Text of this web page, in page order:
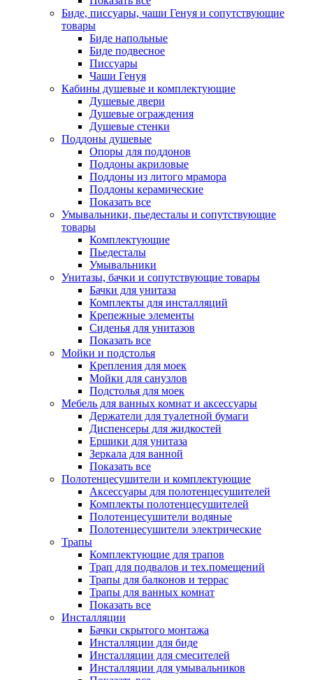
Биде, писсуары, чаши Генуя и сопутствующие
товары
Биде напольные
Биде подвесное
Писсуары
Чаши Генуя
Кабины душевые и комплектующие
Душевые двери
Душевые ограждения
Душевые стенки
Поддоны душевые
Опоры для поддонов
Поддоны акриловые
Поддоны из литого мрамора
Поддоны керамические
Показать все
Умывальники, пьедесталы и сопутствующие
товары
Комплектующие
Пьедесталы
Умывальники
Унитазы, бачки и сопутствующие товары
Бачки для унитаза
Комплекты для инсталляций
Крепежные элементы
Сиденья для унитазов
Показать все
Мойки и подстолья
Крепления для моек
Мойки для санузлов
Подстолья для моек
Мебель для ванных комнат и аксессуары
Держатели для туалетной бумаги
Диспенсеры для жидкостей
Ершики для унитаза
Зеркала для ванной
Показать все
Полотенцесушители и комплектующие
Аксессуары для полотенцесушителей
Комплекты полотенцесушителей
Полотенцесушители водяные
Полотенцесушители электрические
Трапы
Комплектующие для трапов
Трап для подвалов и тех.помещений
Трапы для балконов и террас
Трапы для ванных комнат
Показать все
Инсталляции
Бачки скрытого монтажа
Инсталляции для биде
Инсталляции для смесителей
Инсталляции для умывальников